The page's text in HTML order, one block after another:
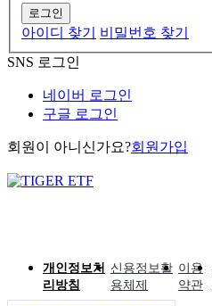
로그인
아이디 찾기
비밀번호 찾기
SNS 로그인
네이버 로그인
구글 로그인
회원이 아니신가요?회원가입
개인정보처
리방침
신용정보활
용체제
이용
약관